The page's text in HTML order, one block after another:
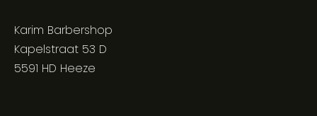
Karim Barbershop
Kapelstraat 53 D
5591 HD Heeze